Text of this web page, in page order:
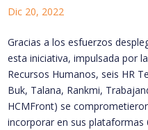
Dic 20, 2022
Gracias a los esfuerzos
esta iniciativa, impulsada por
Recursos Humanos, seis HR
Buk, Talana, Rankmi,
HCMFront) se
incorporar en sus plataformas